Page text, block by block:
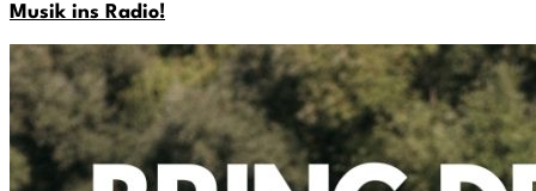
Musik ins Radio!